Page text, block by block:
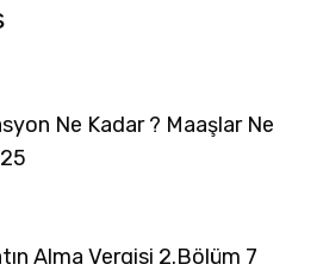
Ne Kadar ? Maaşlar Ne
Alma Vergisi 2.Bölüm 7